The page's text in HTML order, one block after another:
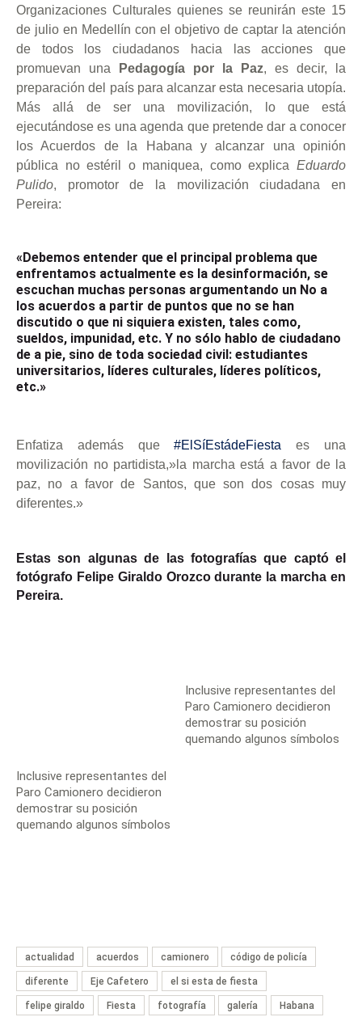
Organizaciones Culturales quienes se reunirán este 15
de julio en Medellín con el objetivo de captar la atención
de todos los ciudadanos hacia las acciones que
promuevan una
Pedagogía por la Paz, es decir, la
preparación del país para alcanzar esta necesaria utopía.
Más allá de ser una movilización, lo que está
ejecutándose es una agenda que pretende dar a conocer
los Acuerdos de la Habana y alcanzar una opinión
pública no estéril o maniquea, como explica Eduardo
Pulido, promotor de la movilización ciudadana en
Pereira:
«Debemos entender que el principal problema que
enfrentamos actualmente es la desinformación, se
escuchan muchas personas argumentando un No a
los acuerdos a partir de puntos que no se han
discutido o que ni siquiera existen, tales como,
sueldos, impunidad, etc. Y no sólo hablo de ciudadano
de a pie, sino de toda sociedad civil: estudiantes
universitarios, líderes culturales, líderes políticos,
etc.»
Enfatiza además que#ElSíEstádeFiesta es una
movilización no partidista,»la marcha está a favor de la
paz, no a favor de Santos, que son dos cosas muy
diferentes.»
Estas son algunas de las fotografías que captó el
fotógrafo Felipe Giraldo Orozco durante la marcha en
Pereira.
Inclusive representantes del
Paro Camionero decidieron
demostrar su posición
quemando algunos símbolos
Inclusive representantes del
Paro Camionero decidieron
demostrar su posición
quemando algunos símbolos
actualidad acuerdos camionero código de policía
diferente Eje Cafetero el si esta de fiesta
felipe giraldo Fiesta fotografía galería Habana